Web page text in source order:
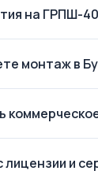
на ГРПШ-
монтаж в
лицензии и